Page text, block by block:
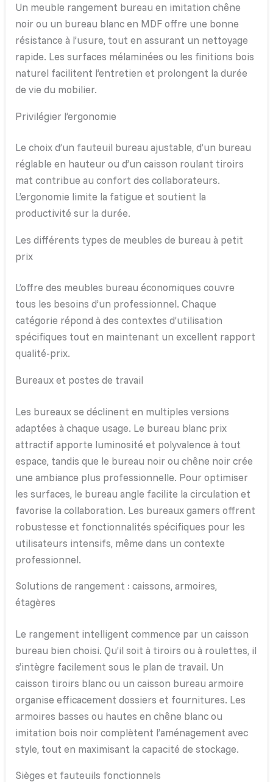
Un meuble rangement bureau en imitation chêne
noir ou un bureau blanc en MDF offre une bonne
résistance à l’usure, tout en assurant un nettoyage
rapide. Les surfaces mélaminées ou les finitions bois
naturel facilitent l’entretien et prolongent la durée
de vie du mobilier.
Privilégier l’ergonomie
Le choix d’un fauteuil bureau ajustable, d’un bureau
réglable en hauteur ou d’un caisson roulant tiroirs
mat contribue au confort des collaborateurs.
L’ergonomie limite la fatigue et soutient la
productivité sur la durée.
Les différents types de meubles de bureau à petit
prix
L’offre des meubles bureau économiques couvre
tous les besoins d’un professionnel. Chaque
catégorie répond à des contextes d’utilisation
spécifiques tout en maintenant un excellent rapport
qualité-prix.
Bureaux et postes de travail
Les bureaux se déclinent en multiples versions
adaptées à chaque usage. Le bureau blanc prix
attractif apporte luminosité et polyvalence à tout
espace, tandis que le bureau noir ou chêne noir crée
une ambiance plus professionnelle. Pour optimiser
les surfaces, le bureau angle facilite la circulation et
favorise la collaboration. Les bureaux gamers offrent
robustesse et fonctionnalités spécifiques pour les
utilisateurs intensifs, même dans un contexte
professionnel.
Solutions de rangement : caissons, armoires,
étagères
Le rangement intelligent commence par un caisson
bureau bien choisi. Qu’il soit à tiroirs ou à roulettes, il
s’intègre facilement sous le plan de travail. Un
caisson tiroirs blanc ou un caisson bureau armoire
organise efficacement dossiers et fournitures. Les
armoires basses ou hautes en chêne blanc ou
imitation bois noir complètent l’aménagement avec
style, tout en maximisant la capacité de stockage.
Sièges et fauteuils fonctionnels